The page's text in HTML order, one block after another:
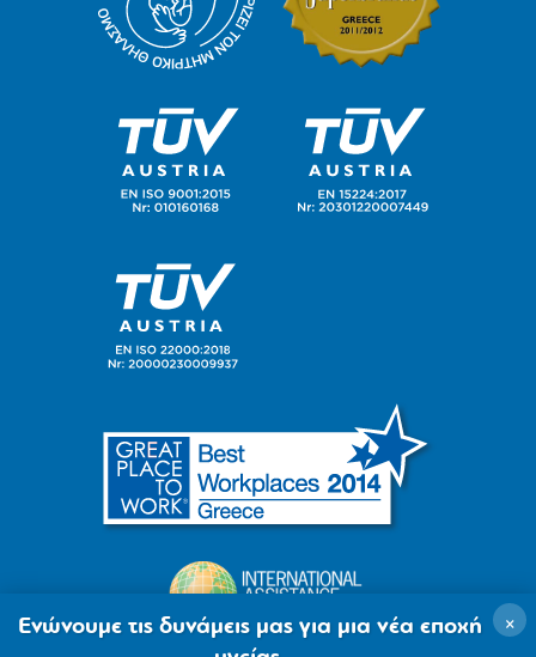
×
Ενώνουμε τις δυνάμεις μας για μια νέα εποχή